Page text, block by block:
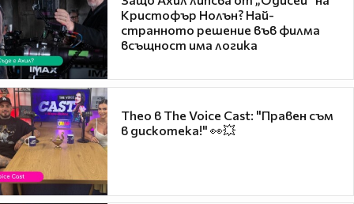
Кристофър Нолън? Най-
странното решение във филма
всъщност има логика
Theo в The Voice Cast: "Правен съм
в дискотека!" 👀💥